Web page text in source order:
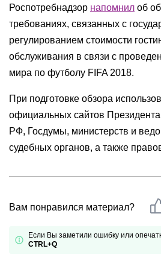
Роспотребнадзор напомнил об
требованиях, связанных с
регулированием стоимости
обслуживания в связи с
мира по футболу FIFA 2018.
При подготовке обзора
официальных сайтов
РФ, Госдумы, министерств и
судебных органов, а также
Вам понравился материал?
Если Вы заметили ошибку или
CTRL+Q